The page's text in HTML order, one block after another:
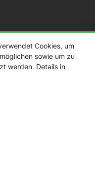
Cookies, um
sowie um zu
werden. Details in